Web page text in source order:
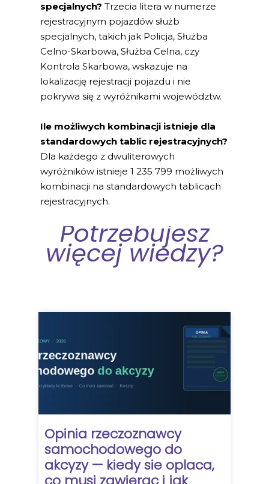
specjalnych? Trzecia litera w numerze
rejestracyjnym pojazdów służb
specjalnych, takich jak Policja, Służba
Celno-Skarbowa, Służba Celna, czy
Kontrola Skarbowa, wskazuje na
lokalizację rejestracji pojazdu i nie
pokrywa się z wyróżnikami województw.
Ile możliwych kombinacji istnieje dla
standardowych tablic rejestracyjnych?
Dla każdego z dwuliterowych
wyróżników istnieje 1 235 799 możliwych
kombinacji na standardowych tablicach
rejestracyjnych.
Potrzebujesz
więcej wiedzy?
Opinia rzeczoznawcy
samochodowego do
akcyzy — kiedy sie oplaca,